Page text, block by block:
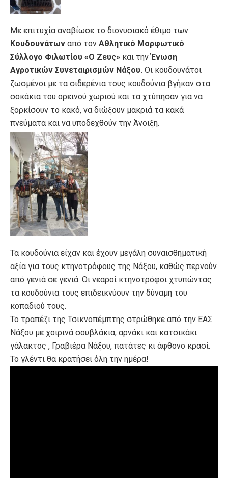
Με επιτυχία αναβίωσε το διονυσιακό έθιμο των
Κουδουνάτων από τον Αθλητικό Μορφωτικό
Σύλλογο Φιλωτίου «Ο Ζευς» και τηνΈνωση
Αγροτικών Συνεταιρισμών Νάξου. Οι κουδουνάτοι
ζωσμένοι με τα σιδερένια τους κουδούνια βγήκαν στα
σοκάκια του ορεινού χωριού και τα χτύπησαν για να
ξορκίσουν το κακό, να διώξουν μακριά τα κακά
πνεύματα και να υποδεχθούν την Άνοιξη.
Τα κουδούνια είχαν και έχουν μεγάλη συναισθηματική
αξία για τους κτηνοτρόφους της Νάξου, καθώς περνούν
από γενιά σε γενιά. Οι νεαροί κτηνοτρόφοι χτυπώντας
τα κουδούνια τους επιδεικνύουν την δύναμη του
κοπαδιού τους.
Το τραπέζι της Τσικνοπέμπτης στρώθηκε από την ΕΑΣ
Νάξου με χοιρινά σουβλάκια, αρνάκι και κατσικάκι
γάλακτος , Γραβιέρα Νάξου, πατάτες κι άφθονο κρασί.
Το γλέντι θα κρατήσει όλη την ημέρα!